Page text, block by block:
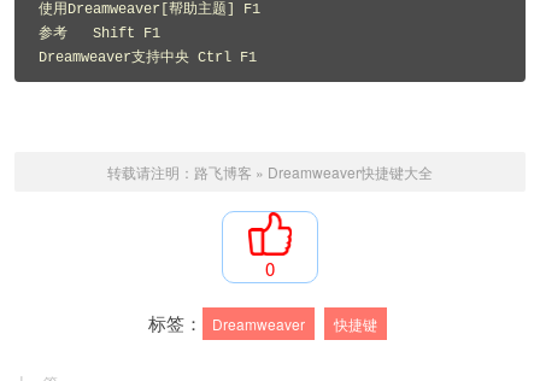
使用Dreamweaver[帮助主题] F1
参考   Shift F1
转载请注明： 路飞博客 » Dreamweaver快捷键大全
0
标签： Dreamweaver 快捷键